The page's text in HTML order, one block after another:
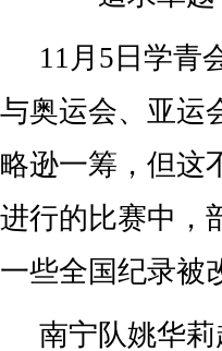
11月5日学青
与奥运会、亚运
略逊一筹，但这
进行的比赛中，
一些全国纪录被
南宁队姚华